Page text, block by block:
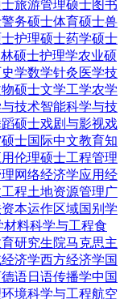
旅游管理硕士图书
警务硕士体育硕士兽
护理硕士药学硕士
硕士护理学农业硕
史学数学针灸 医学技
硕士文学工学农学
技术智能科学与技
硕士戏剧与影视戏
士国际中文教育知
用伦理硕士工程管理
网络经济学应用经
程土地资源管理广
资本运作区域国别学
材料科学与工程食
研究生院马克思主
济学西方经济学国
德语日语传播学中国
环境科学与工程航空